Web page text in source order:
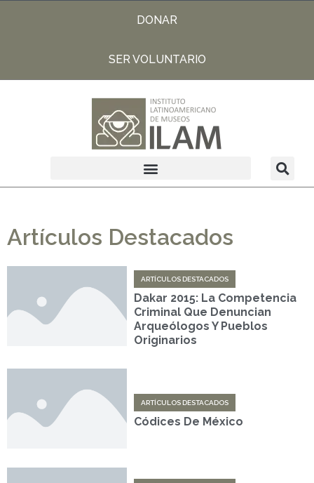
DONAR
SER VOLUNTARIO
Artículos Destacados
ARTÍCULOS DESTACADOS
Dakar 2015: La Competencia
Criminal Que Denuncian
Arqueólogos Y Pueblos
Originarios
ARTÍCULOS DESTACADOS
Códices De México